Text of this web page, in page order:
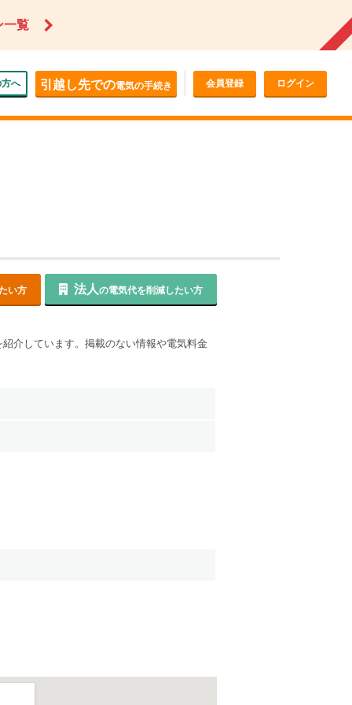
一覧
へ 引越し先での電気の手続き 会員登録 ログイン
い方 法人の電気代を削減したい方
介しています。掲載のない情報や電気料金